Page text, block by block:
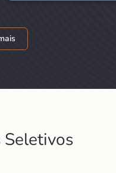
Seletivos